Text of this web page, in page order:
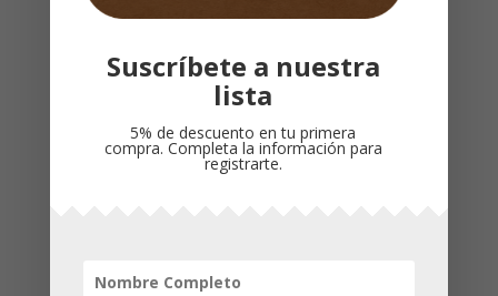
Suscríbete a nuestra
lista
5% de descuento en tu primera
compra. Completa la información para
registrarte.